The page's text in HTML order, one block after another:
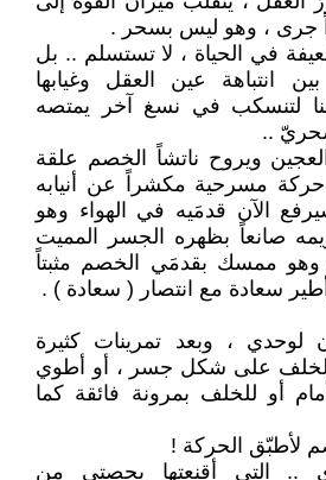
، وهو ليس بسحر .
في الحياة ، لا تستسلم .. بل
انتباهة عين العقل وغيابها
لتنسكب في نسغ آخر يمتصه
..
ويروح ناتشاً الخصم علقة
مسرحية مكشراً عن أنيابه
الآن قدمَيه في الهواء وهو
صانعاً بظهره الجسر المميت
وهو ممسك بقدمَي الخصم مثبتاً
سعادة مع انتصار ( سعادة ) .
، وبعد تمرينات كثيرة
للخلف على شكل جسر ، أو أطوي
أو للخلف بمرونة فائقة كما
لأطبّق الحركة !
.. التي أقنعتها بحصتي من